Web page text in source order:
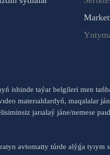
ishinde taýar belgileri men
materıaldardyń, maqalalar
jarıalaý jáne/nemese
avtomatty túrde alýǵa tyıym